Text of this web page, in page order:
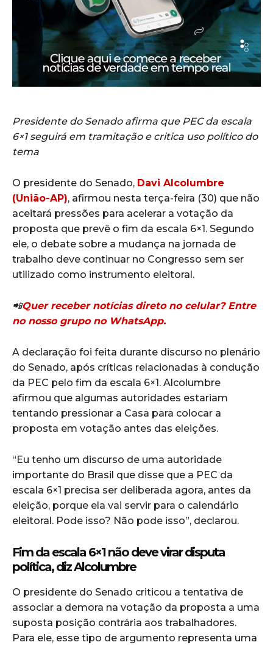
Presidente do Senado afirma que PEC da escala
6×1 seguirá em tramitação e critica uso político do
tema
O presidente do Senado, Davi Alcolumbre
(União-AP), afirmou nesta terça-feira (30) que não
aceitará pressões para acelerar a votação da
proposta que prevê o fim da escala 6×1. Segundo
ele, o debate sobre a mudança na jornada de
trabalho deve continuar no Congresso sem ser
utilizado como instrumento eleitoral.
📲Quer receber notícias direto no celular? Entre
no nosso grupo no WhatsApp.
A declaração foi feita durante discurso no plenário
do Senado, após críticas relacionadas à condução
da PEC pelo fim da escala 6×1 . Alcolumbre
afirmou que algumas autoridades estariam
tentando pressionar a Casa para colocar a
proposta em votação antes das eleições.
“Eu tenho um discurso de uma autoridade
importante do Brasil que disse que a PEC da
escala 6×1 precisa ser deliberada agora, antes da
eleição, porque ela vai servir para o calendário
eleitoral. Pode isso? Não pode isso”, declarou.
Fim da escala 6×1 não deve virar disputa
política, diz Alcolumbre
O presidente do Senado criticou a tentativa de
associar a demora na votação da proposta a uma
suposta posição contrária aos trabalhadores.
Para ele, esse tipo de argumento representa uma